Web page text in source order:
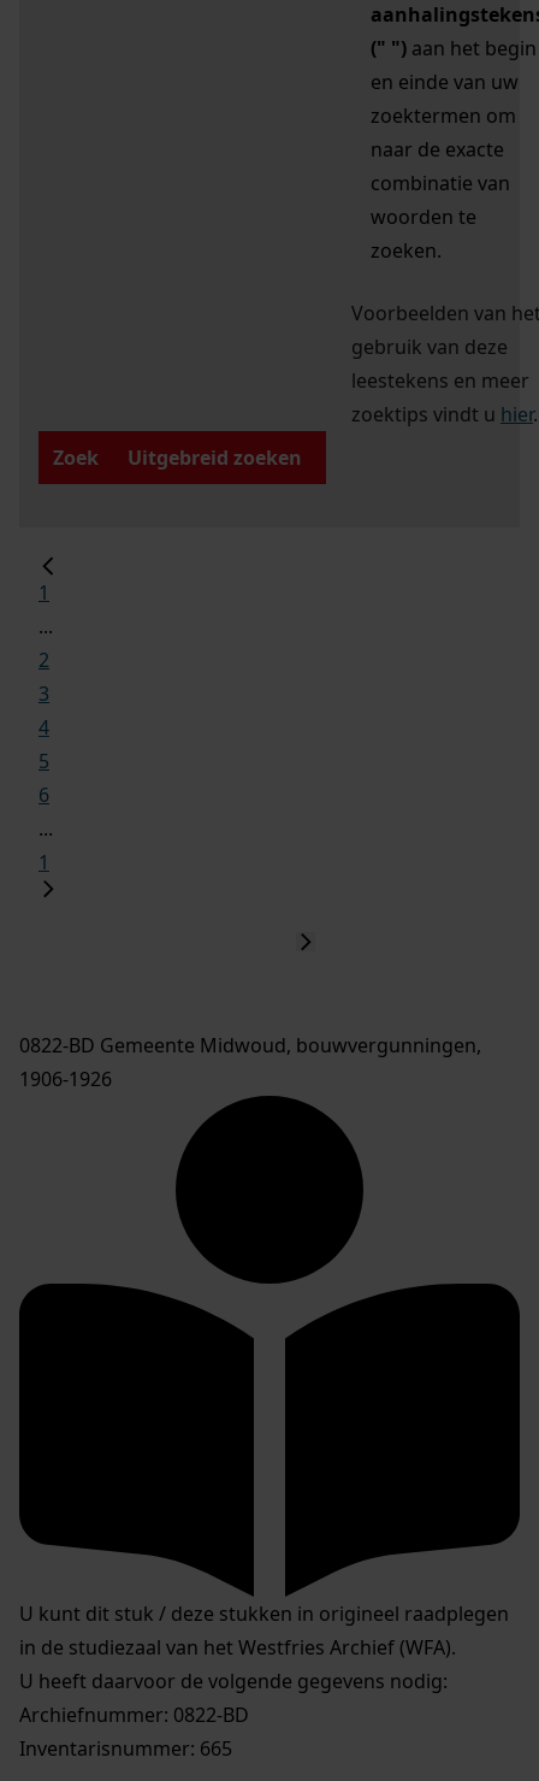
(" ") aan het begin
en einde van uw
zoektermen om
naar de exacte
combinatie van
woorden te
zoeken.
Voorbeelden van
gebruik van deze
leestekens en meer
zoektips vindt u hier.
Zoek
Uitgebreid zoeken
1
...
2
3
4
5
6
...
1
0822-BD Gemeente Midwoud, bouwvergunningen,
1906-1926
U kunt dit stuk / deze stukken in origineel raadplegen
in de studiezaal van het Westfries Archief (WFA).
U heeft daarvoor de volgende gegevens nodig:
Archiefnummer: 0822-BD
Inventarisnummer: 665